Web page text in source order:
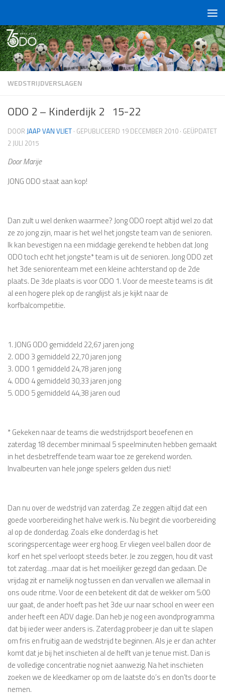
WEDSTRIJDVERSLAGEN
ODO 2 – Kinderdijk 2 15-22
DOOR JAAP VAN VLIET · GEPUBLICEERD 19 DECEMBER 2010 · GEÜPDATET
2 JULI 2015
Door Marije
JONG ODO staat aan kop!
Dan zult u wel denken waarmee? Jong ODO roept altijd wel zo dat
ze zo jong zijn, maar is het wel het jongste team van de senioren.
Ik kan bevestigen na een middagje gerekend te hebben dat Jong
ODO toch echt het jongste* team is uit de senioren. Jong ODO zet
het 3de seniorenteam met een kleine achterstand op de 2de
plaats. De 3de plaats is voor ODO 1. Voor de meeste teams is dit
al een hogere plek op de ranglijst als je kijkt naar de
korfbalcompetitie.
1. JONG ODO gemiddeld 22,67 jaren jong
2. ODO 3 gemiddeld 22,70 jaren jong
3. ODO 1 gemiddeld 24,78 jaren jong
4. ODO 4 gemiddeld 30,33 jaren jong
5. ODO 5 gemiddeld 44,38 jaren oud
* Gekeken naar de teams die wedstrijdsport beoefenen en
zaterdag 18 december minimaal 5 speelminuten hebben gemaakt
in het desbetreffende team waar toe ze gerekend worden.
Invalbeurten van hele jonge spelers gelden dus niet!
Dan nu over de wedstrijd van zaterdag. Ze zeggen altijd dat een
goede voorbereiding het halve werk is. Nu begint die voorbereiding
al op de donderdag. Zoals elke donderdag is het
scoringspercentage weer erg hoog. Er vliegen veel ballen door de
korf en het spel verloopt steeds beter. Je zou zeggen, hou dit vast
tot zaterdag…maar dat is het moeilijker gezegd dan gedaan. De
vrijdag zit er namelijk nog tussen en dan vervallen we allemaal in
ons oude ritme. Voor de een betekent dit dat de wekker om 5:00
uur gaat, de ander hoeft pas het 3de uur naar school en weer een
ander heeft een ADV dagje. Dan heb je nog een avondprogramma
dat bij ieder weer anders is. Zaterdag probeer je dan uit te slapen
om fris en fruitig aan de wedstrijd te beginnen. Als je er dan achter
komt dat je bij het inschieten al de helft van je tenue mist. Dan is
de volledige concentratie nog niet aanwezig. Na het inschieten
zoeken we de kleedkamer op om de laatste do’s en don’ts door te
nemen.